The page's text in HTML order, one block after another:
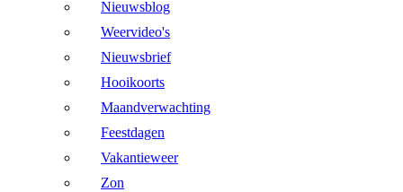
Nieuwsblog
Weervideo's
Nieuwsbrief
Hooikoorts
Maandverwachting
Feestdagen
Vakantieweer
Zon